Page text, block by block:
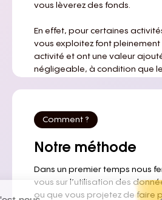
vous lèverez des fonds.
En effet, pour certaines
vous exploitez font
activité et ont une valeur
négligeable, à condition que
Comment ?
Notre méthode
Dans un premier temps nous
vous sur l’utilisation des
ou que vous projetez de faire
Infos
Prendre rendez-vous